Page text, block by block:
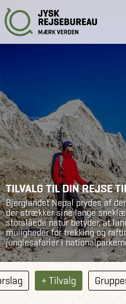
TILVALG TIL DIN REJSE
Bjerglandet Nepal prydes af
der strækker sine lange
storslåede natur betyder, at
muligheder for trekking og
junglesafarier i
+ Tilvalg